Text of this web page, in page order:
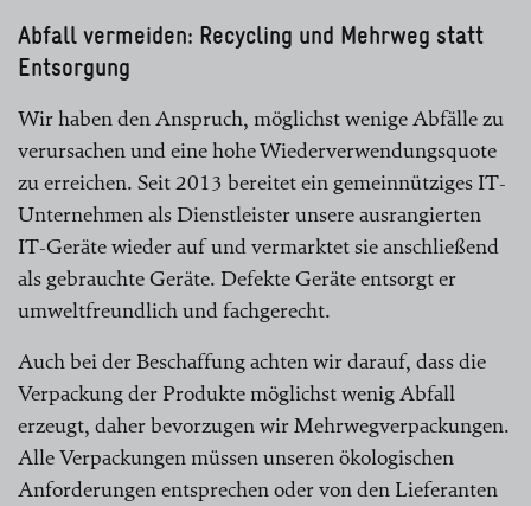
Abfall vermeiden: Recycling und Mehrweg statt
Entsorgung
Wir haben den Anspruch, möglichst wenige Abfälle zu
verursachen und eine hohe Wiederverwendungsquote
zu erreichen. Seit 2013 bereitet ein gemeinnütziges IT-
Unternehmen als Dienstleister unsere ausrangierten
IT-Geräte wieder auf und vermarktet sie anschließend
als gebrauchte Geräte. Defekte Geräte entsorgt er
umweltfreundlich und fachgerecht.
Auch bei der Beschaffung achten wir darauf, dass die
Verpackung der Produkte möglichst wenig Abfall
erzeugt, daher bevorzugen wir Mehrwegverpackungen.
Alle Verpackungen müssen unseren ökologischen
Anforderungen entsprechen oder von den Lieferanten